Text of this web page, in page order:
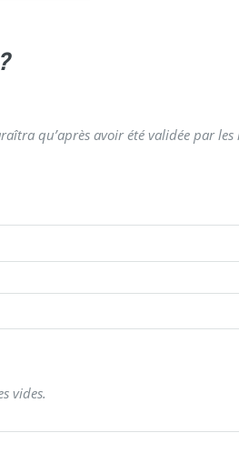
qu’après avoir été validée par les
vides.